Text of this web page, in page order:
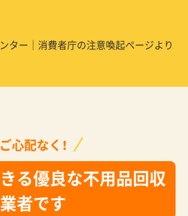
ター｜消費者庁の注意喚起ページより
ご心配なく！
る優良な不用品回収
業者です